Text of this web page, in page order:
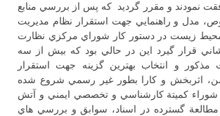
نمودند و مقرر گرديد كه پس از بررسي منابع
مدل و راهنمايي جهت استقرار نظام مديريت
زيست در دستور كار شوراي مركزي نظارت
قرار گيرد اين در حالي بود كه بيش از سه
و انتخاب بهترين گزينه جهت استقرار
اثربخش و كارا بطور غير رسمي شروع شده
كميتة كارشناسي و تخصصي ايمني و آتش
گسترده در اسناد، سوابق و بررسي هاي